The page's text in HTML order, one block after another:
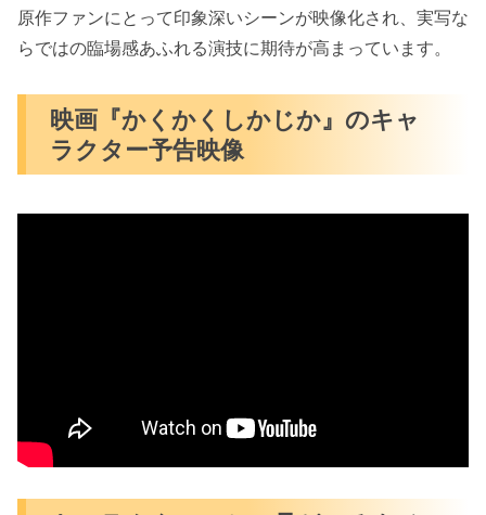
原作ファンにとって印象深いシーンが映像化され、実写な
らではの臨場感あふれる演技に期待が高まっています。
映画『かくかくしかじか』のキャ
ラクター予告映像